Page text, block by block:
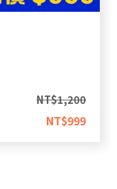
NT$1,200
NT$999